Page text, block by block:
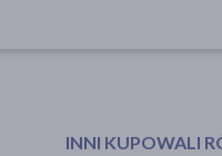
INNI KUPOWALI